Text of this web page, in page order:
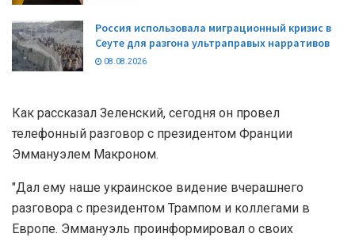
Россия использовала миграционный кризис в
Сеуте для разгона ультраправых нарративов
08.08.2026
Как рассказал Зеленский, сегодня он провел
телефонный разговор с президентом Франции
Эммануэлем Макроном.
"Дал ему наше украинское видение вчерашнего
разговора с президентом Трампом и коллегами в
Европе. Эммануэль проинформировал о своих